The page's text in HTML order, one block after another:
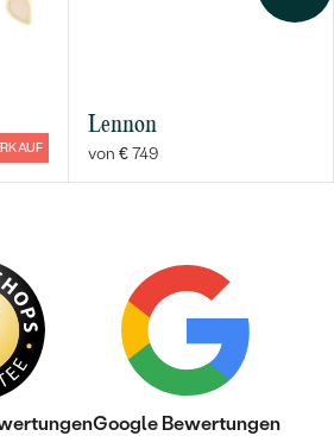
Lennon
von € 749
Google Bewertungen